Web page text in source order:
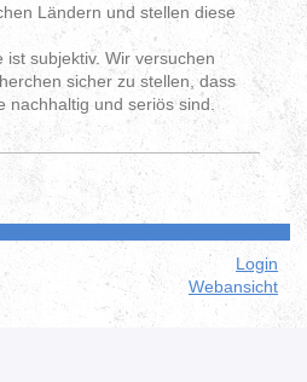
Ländern und stellen diese
ist subjektiv. Wir versuchen
sicher zu stellen, dass
nachhaltig und seriös sind.
Login
Webansicht